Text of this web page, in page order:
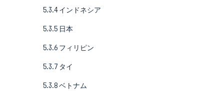
5.3.4 インドネシア
5.3.5 日本
5.3.6 フィリピン
5.3.7 タイ
5.3.8 ベトナム